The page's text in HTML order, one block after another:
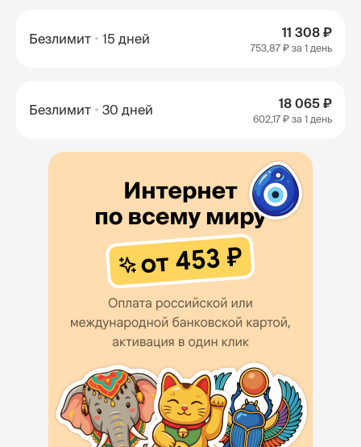
Безлимит 15 дней 11 308 ₽
753,87 ₽ за 1 день
Безлимит 30 дней 18 065 ₽
602,17 ₽ за 1 день